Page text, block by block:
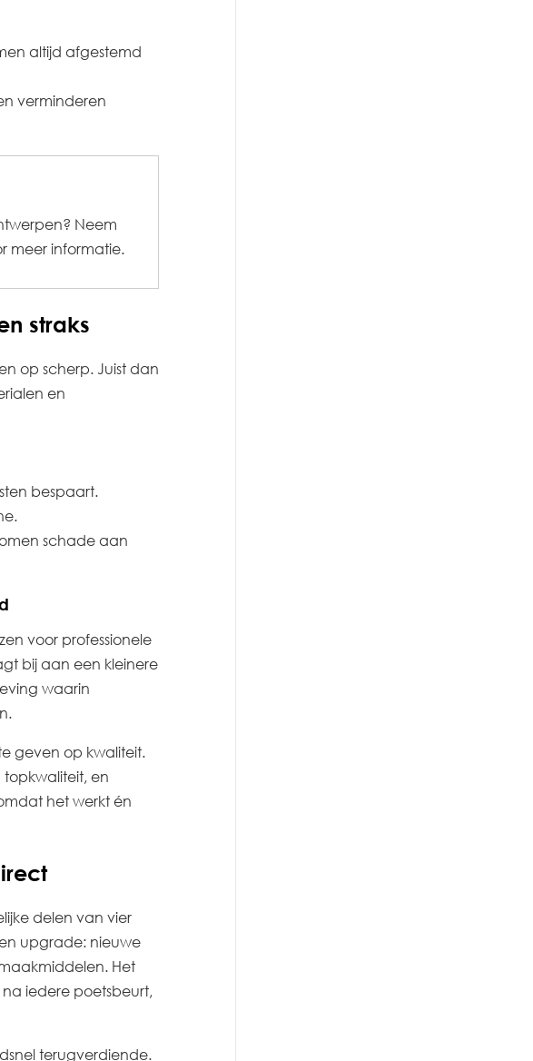
altijd afgestemd
verminderen
Neem
meer informatie.
straks
op scherp. Juist dan
en
bespaart.
schade aan
voor professionele
bij aan een kleinere
waarin
geven op kwaliteit.
en
het werkt én
delen van vier
upgrade: nieuwe
Het
iedere poetsbeurt,
terugverdiende.